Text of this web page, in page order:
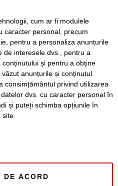
Slavici–Polonă. Lațcău: „La
pe podurile noi”
de locuri de cazare pentru
sunt aproape gata
Cookie-urilor
cum ar fi modulele
caracter personal, precum
pentru a personaliza anunțurile
de interesele dvs., pentru a
și pentru a obține
anunțurile și conținutul.
consimțământul privind utilizarea
dvs. cu caracter personal în
și puteți schimba opțiunile în
DE ACORD